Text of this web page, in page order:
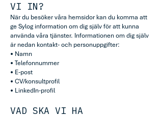
VI IN?
När du besöker våra hemsidor kan du komma att
ge Sylog information om dig själv för att kunna
använda våra tjänster. Informationen om dig själv
är nedan kontakt- och personuppgifter:
• Namn
• Telefonnummer
• E-post
• CV/konsultprofil
• LinkedIn-profil
VAD SKA VI HA